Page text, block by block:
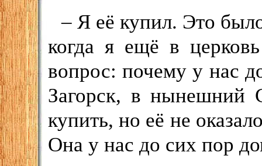
– Я её купил. Это
когда я ещё в
вопрос: почему у нас
Загорск, в нынешний
купить, но её не
Она у нас до сих пор